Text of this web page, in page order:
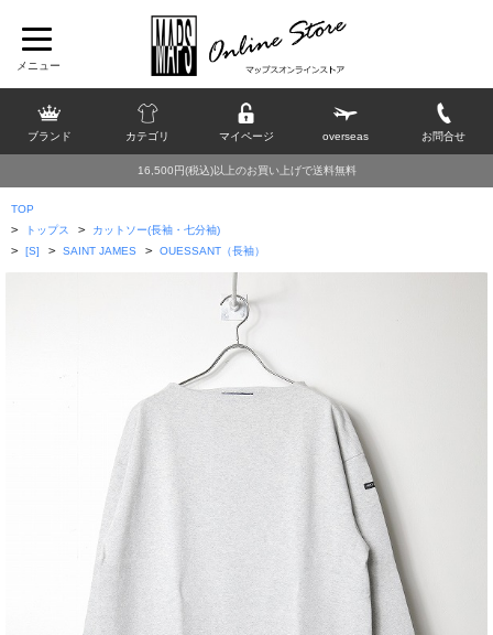
ブランド カテゴリ マイページ overseas お問合せ
16,500円(税込)以上のお買い上げで送料無料
TOP
> トップス > カットソー(長袖・七分袖)
> [S] > SAINT JAMES > OUESSANT（長袖）